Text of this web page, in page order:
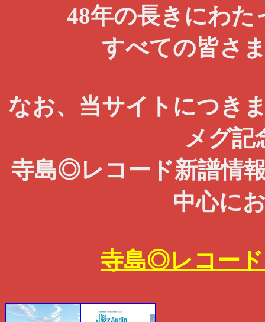
48年の長きにわ
すべての皆さ
なお、当サイトにつき
メグ記
寺島◎レコード新譜情
中心に
寺島◎レコード